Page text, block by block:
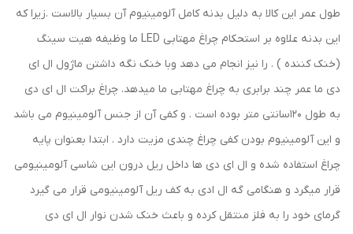
طول عمر این کالا به دلیل بدنه کامل آلومینیوم آن بسیار بالاست .زیرا که
این بدنه علاوه بر استحکام چراغ مهتابی LED ما وظیفه هیت سینگ
(خنک کننده ) . را نیز انجام می دهد وبا خنک نگه داشتن ماژول ال ای
دی ما عمر چند برابری به چراغ مهتابی ما میدهد. چراغ براکت ال ای دی
به طول 120سانتی متر بوده است . و کفی آن از جنس آلومینیوم می باشد
و این آلومینیوم بودن کفی چراغ چندی مزیت دارد . ابتدا بعنوان پایه
چراغ استفاده شده و ال ای دی ها داخل ریل درون این شاسی آلومینیومی
قرار میگرد و هنگامی گه ال ادی به کف ریل آلومینیومی قرار می گیرد
گرمای خود را به فلز منتقل کرده و باعث خنک شدن نوار ال ای دی